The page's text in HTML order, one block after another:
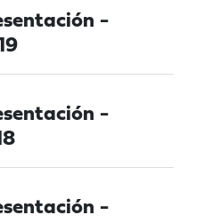
-
-
-